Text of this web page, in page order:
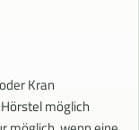
Kran
möglich